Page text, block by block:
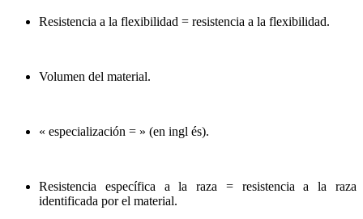
Resistencia a la flexibilidad = resistencia a la flexibilidad.
Volumen del material.
« especialización = » (en ingl és).
Resistencia específica a la raza = resistencia a la raza
identificada por el material.